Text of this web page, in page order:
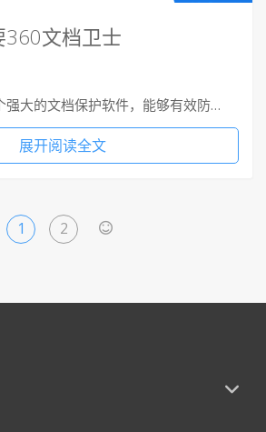
360文档卫士
强大的文档保护软件，能够有效防…
展开阅读全文
1 2